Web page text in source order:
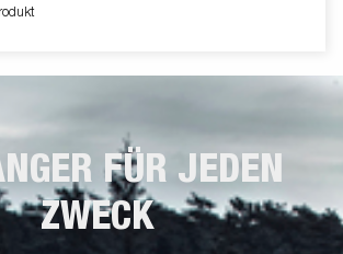
der Ware ausgestattet. Wie immer
FÜR JEDEN
ZWECK